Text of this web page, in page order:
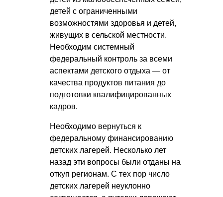
детей с ограниченными
возможностями здоровья и детей,
живущих в сельской местности.
Необходим системный
федеральный контроль за всеми
аспектами детского отдыха — от
качества продуктов питания до
подготовки квалифицированных
кадров.
Необходимо вернуться к
федеральному финансированию
детских лагерей. Несколько лет
назад эти вопросы были отданы на
откуп регионам. С тех пор число
детских лагерей неуклонно